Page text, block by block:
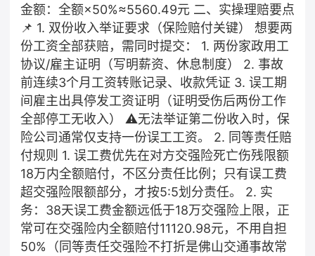
金额：全额×50%≈5560.49元 二、实操理赔要点
📌 1. 双份收入举证要求（保险赔付关键） 想要两
份工资全部获赔，需同时提交： 1. 两份家政用工
协议/雇主证明（写明薪资、休息制度） 2. 事故
前连续3个月工资转账记录、收款凭证 3. 误工期
间雇主出具停发工资证明（证明受伤后两份工作
全部停工无收入） ⚠️无法举证第二份收入时，保
险公司通常仅支持一份误工工资。 2. 同等责任赔
付规则 1. 误工费优先在对方交强险死亡伤残限额
18万内全额赔付，不区分责任比例；只有误工费
超交强险限额部分，才按5:5划分责任。 2. 实
务：38天误工费金额远低于18万交强险上限，正
常可在交强险内全额赔付11120.98元，不用自担
50%（同等责任交强险不打折是佛山交通事故常